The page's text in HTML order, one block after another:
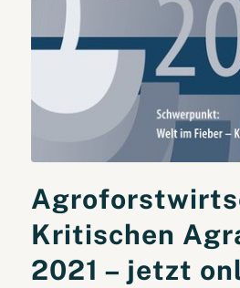
Kritischen
2021 – jetzt